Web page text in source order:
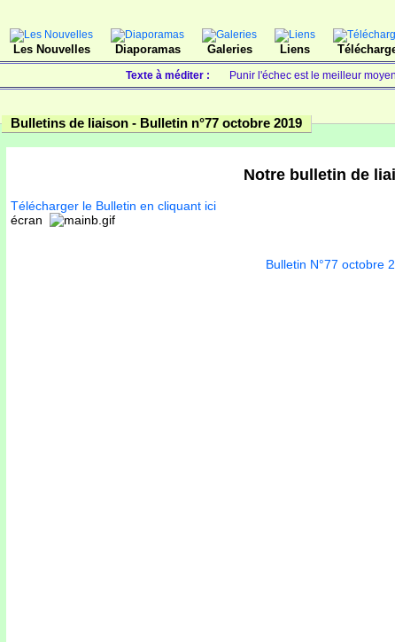
Les Nouvelles Diaporamas Galeries Liens
Texte à méditer : Punir l'échec est le meilleur
Bulletins de liaison - Bulletin n°77 octobre 2019
Notre bulletin de
Télécharger le Bulletin en cliquant ici
écran
Bulletin N°77 octobre